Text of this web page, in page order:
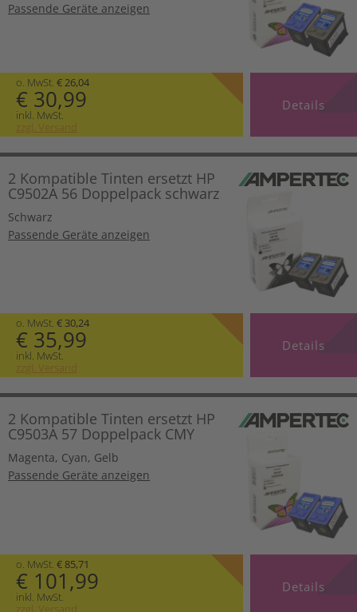
Passende Geräte anzeigen
o. MwSt. € 26,04
€ 30,99
inkl. MwSt.
zzgl. Versand
Details
2 Kompatible Tinten ersetzt HP
C9502A 56 Doppelpack schwarz
Schwarz
Passende Geräte anzeigen
o. MwSt. € 30,24
€ 35,99
inkl. MwSt.
zzgl. Versand
Details
2 Kompatible Tinten ersetzt HP
C9503A 57 Doppelpack CMY
Magenta, Cyan, Gelb
Passende Geräte anzeigen
o. MwSt. € 85,71
€ 101,99
inkl. MwSt.
zzgl. Versand
Details